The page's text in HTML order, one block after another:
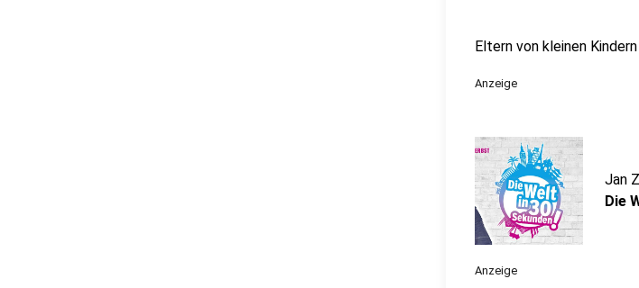
Eltern von kleinen
Anzeige
Jan
Die
Anzeige